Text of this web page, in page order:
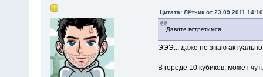
Цитата: Лётчик от 23.09.2011
Давите встретимся
ЭЭЭ... даже не знаю
В городе 10 кубиков, может